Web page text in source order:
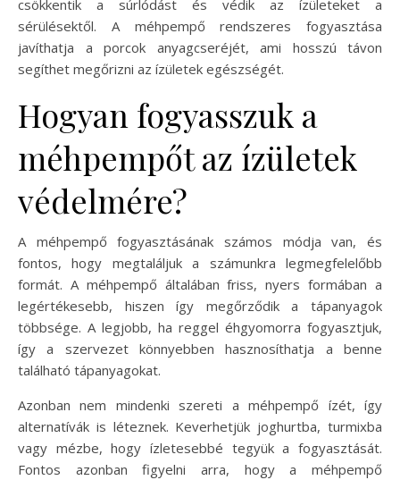
csökkentik a súrlódást és védik az ízületeket a
sérülésektől. A méhpempő rendszeres fogyasztása
javíthatja a porcok anyagcseréjét, ami hosszú távon
segíthet megőrizni az ízületek egészségét.
Hogyan fogyasszuk a
méhpempőt az ízületek
védelmére?
A méhpempő fogyasztásának számos módja van, és
fontos, hogy megtaláljuk a számunkra legmegfelelőbb
formát. A méhpempő általában friss, nyers formában a
legértékesebb, hiszen így megőrződik a tápanyagok
többsége. A legjobb, ha reggel éhgyomorra fogyasztjuk,
így a szervezet könnyebben hasznosíthatja a benne
található tápanyagokat.
Azonban nem mindenki szereti a méhpempő ízét, így
alternatívák is léteznek. Keverhetjük joghurtba, turmixba
vagy mézbe, hogy ízletesebbé tegyük a fogyasztását.
Fontos azonban figyelni arra, hogy a méhpempő